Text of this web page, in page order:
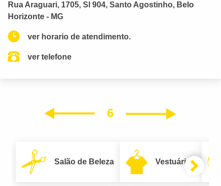
Rua Araguari, 1705, Sl 904, Santo Agostinho, Belo
Horizonte - MG
ver horario de atendimento.
ver telefone
6
Salão de Beleza Vestuário